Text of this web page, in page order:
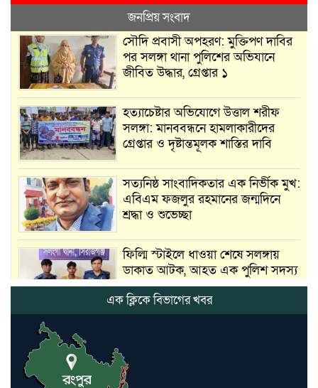
জনপ্রিয় সংবাদ
সৌদি প্রবাসী অপহরণ: মুক্তিপণ দাবির
পর সলঙ্গা থানা পুলিশের অভিযানে
জীবিত উদ্ধার, গ্রেপ্তার ১
হত্যাচেষ্টার অভিযোগে উত্তাল শরীফ
সলঙ্গা: মানববন্ধনে হামলাকারীদের
গ্রেপ্তার ও দৃষ্টান্তমূলক শাস্তির দাবি
সত্যনিষ্ঠ সাংবাদিকতার এক নির্ভীক মুখ:
এবিএম ফজলুর রহমানের জন্মদিনে
শ্রদ্ধা ও শুভেচ্ছা
ফিল্মি স্টাইলে ধাওয়া শেষে সলঙ্গায়
ডাকাত আটক, আহত এক পুলিশ সদস্য
গ্রেপ্তার ৫
এক ক্লিকে বিভাগের খবর